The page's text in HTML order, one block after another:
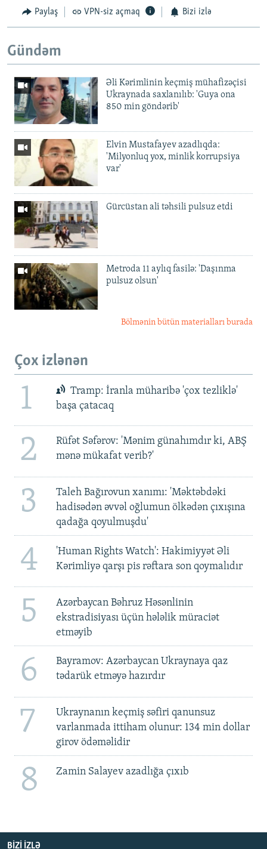
Paylaş VPN-siz açmaq Bizi izlə
Gündəm
Əli Kərimlinin keçmiş mühafizəçisi
Ukraynada saxlanılıb: 'Guya ona
850 min göndərib'
Elvin Mustafayev azadlıqda:
'Milyonluq yox, minlik korrupsiya
var'
Gürcüstan ali təhsili pulsuz etdi
Metroda 11 aylıq fasilə: 'Daşınma
pulsuz olsun'
Bölmənin bütün materialları burada
Çox izlənən
1
Tramp: İranla müharibə 'çox tezliklə'
başa çatacaq
2
Rüfət Səfərov: 'Mənim günahımdır ki, ABŞ
mənə mükafat verib?'
3
Taleh Bağırovun xanımı: 'Məktəbdəki
hadisədən əvvəl oğlumun ölkədən çıxışına
qadağa qoyulmuşdu'
4
'Human Rights Watch': Hakimiyyət Əli
Kərimliyə qarşı pis rəftara son qoymalıdır
5
Azərbaycan Bəhruz Həsənlinin
ekstradisiyası üçün hələlik müraciət
etməyib
6
Bayramov: Azərbaycan Ukraynaya qaz
tədarük etməyə hazırdır
7
Ukraynanın keçmiş səfiri qanunsuz
varlanmada ittiham olunur: 134 min dollar
girov ödəməlidir
8 Zamin Salayev azadlığa çıxıb
BIZI IZLƏ